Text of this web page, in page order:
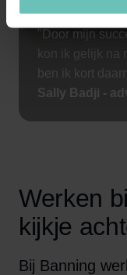
"Door mijn
kon ik gelijk na
ben ik kort
Sally Badji -
Werken
kijkje
Bij Banning